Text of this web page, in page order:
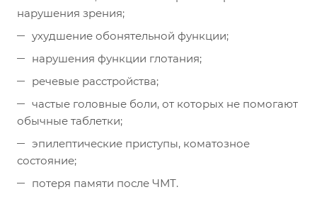
нарушения зрения;
ухудшение обонятельной функции;
нарушения функции глотания;
речевые расстройства;
частые головные боли, от которых не помогают
обычные таблетки;
эпилептические приступы, коматозное
состояние;
потеря памяти после ЧМТ.